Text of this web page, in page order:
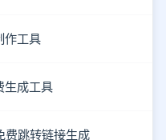
作工具
生成工具
费跳转链接生成